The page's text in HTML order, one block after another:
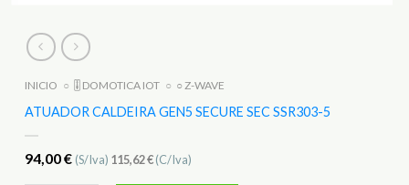
INICIO ○ 🎚️ DOMOTICA IOT ○ ○ Z-WAVE
ATUADOR CALDEIRA GEN5 SECURE SEC SSR303-5
94,00€ (S/Iva) 115,62€(C/Iva)